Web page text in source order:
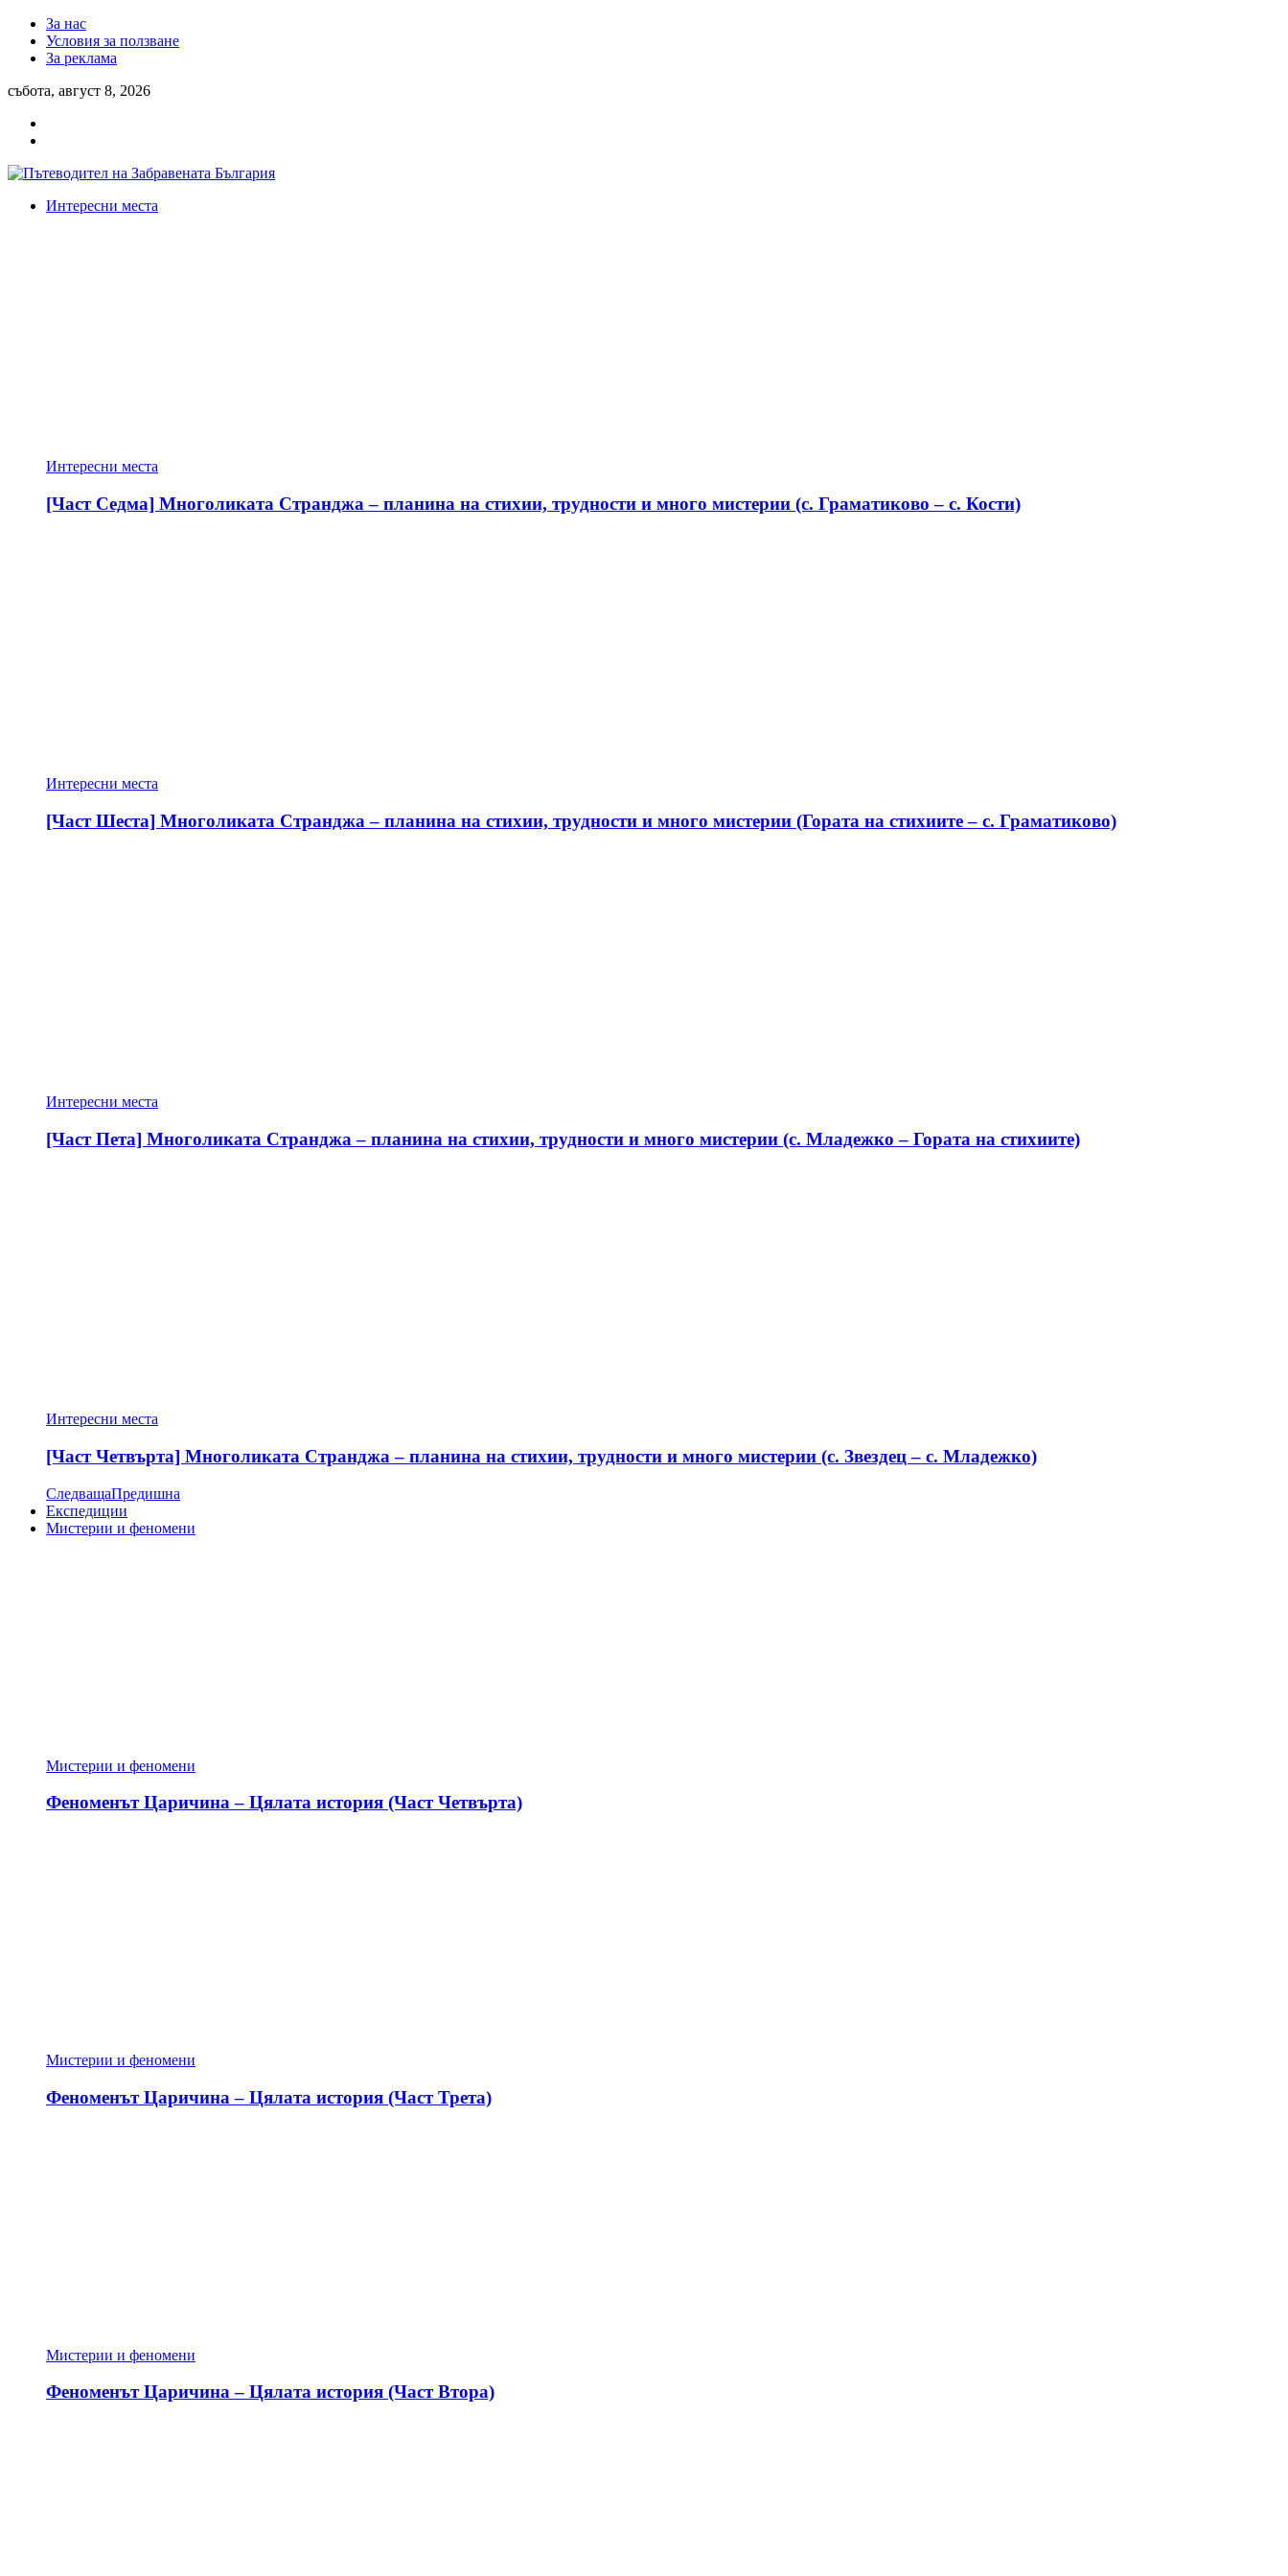
За нас
Условия за ползване
За реклама
събота, август 8, 2026
Интересни места
Интересни места
[Част Седма] Многоликата Странджа – планина на стихии, трудности и много мистерии (с. Граматиково – с. Кости)
Интересни места
[Част Шеста] Многоликата Странджа – планина на стихии, трудности и много мистерии (Гората на стихиите – с. Граматиково)
Интересни места
[Част Пета] Многоликата Странджа – планина на стихии, трудности и много мистерии (с. Младежко – Гората на стихиите)
Интересни места
[Част Четвърта] Многоликата Странджа – планина на стихии, трудности и много мистерии (с. Звездец – с. Младежко)
СледващаПредишна
Експедиции
Мистерии и феномени
Мистерии и феномени
Феноменът Царичина – Цялата история (Част Четвърта)
Мистерии и феномени
Феноменът Царичина – Цялата история (Част Трета)
Мистерии и феномени
Феноменът Царичина – Цялата история (Част Втора)